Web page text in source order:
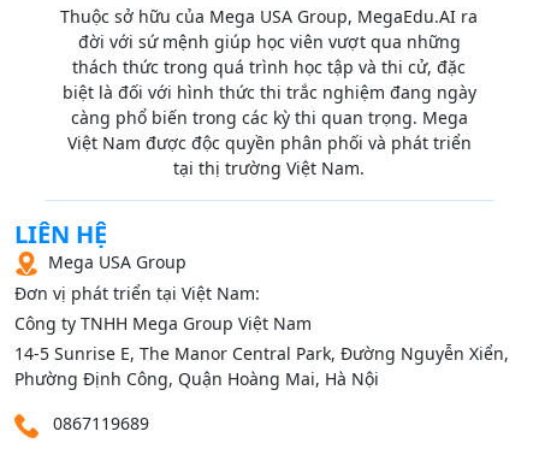
Thuộc sở hữu của Mega USA Group, MegaEdu.AI ra
đời với sứ mệnh giúp học viên vượt qua những
thách thức trong quá trình học tập và thi cử, đặc
biệt là đối với hình thức thi trắc nghiệm đang ngày
càng phổ biến trong các kỳ thi quan trọng. Mega
Việt Nam được độc quyền phân phối và phát triển
tại thị trường Việt Nam.
LIÊN HỆ
Mega USA Group
Đơn vị phát triển tại Việt Nam:
Công ty TNHH Mega Group Việt Nam
14‑5 Sunrise E, The Manor Central Park, Đường Nguyễn Xiển,
Phường Định Công, Quận Hoàng Mai, Hà Nội
0867119689